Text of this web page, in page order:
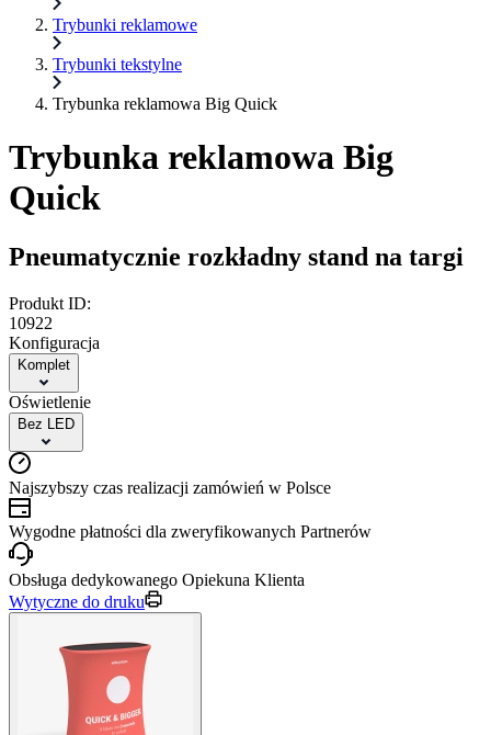
Trybunki reklamowe
Trybunki tekstylne
Trybunka reklamowa Big Quick
Trybunka reklamowa Big
Quick
Pneumatycznie rozkładny stand na targi
Produkt ID:
10922
Konfiguracja
Komplet
Oświetlenie
Bez LED
Najszybszy czas realizacji zamówień w Polsce
Wygodne płatności dla zweryfikowanych Partnerów
Obsługa dedykowanego Opiekuna Klienta
Wytyczne do druku